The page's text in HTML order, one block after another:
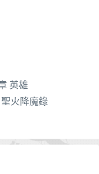
英雄
聖火降魔錄